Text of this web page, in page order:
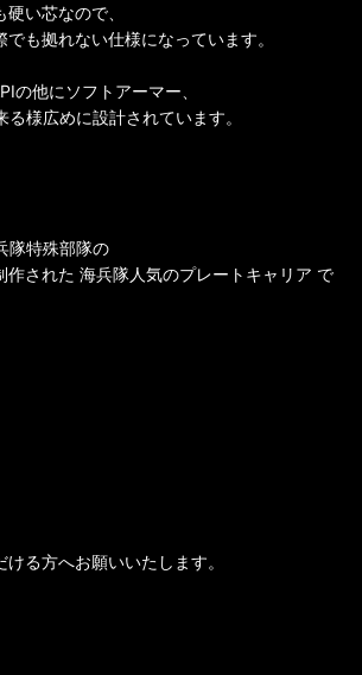
い芯なので、
も拠れない仕様になっています。
の他にソフトアーマー、
る様広めに設計されています。
隊特殊部隊の
作された 海兵隊人気のプレートキャリア で
る方へお願いいたします。